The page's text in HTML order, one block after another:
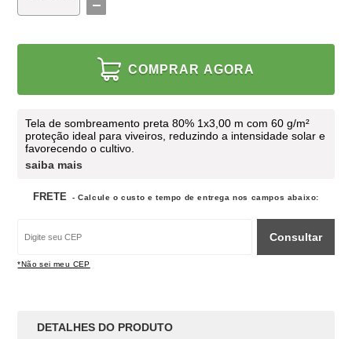
COMPRAR AGORA
Tela de sombreamento preta 80% 1x3,00 m com 60 g/m²
proteção ideal para viveiros, reduzindo a intensidade solar e
favorecendo o cultivo.
saiba mais
FRETE - Calcule o custo e tempo de entrega nos campos abaixo:
Consultar
*Não sei meu CEP
DETALHES DO PRODUTO